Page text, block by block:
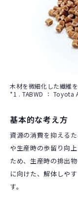
木材を微細化した繊維
*1 . TABWD ：
基本的な考え方
資源の消費を抑える
や生産時の歩留り向
ため、生産時の排出
に向けた、解体しや
す。